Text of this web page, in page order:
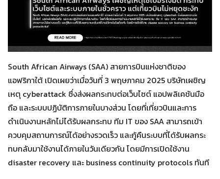
South African Airways (SAA) สายการบินแห่งชาติของ
แอฟริกาใต้ เปิดเผยว่าเมื่อวันที่ 3 พฤษภาคม 2025 บริษัทเผชิญ
เหตุ cyberattack ซึ่งส่งผลกระทบต่อเว็บไซต์ แอปพลิเคชันมือ
ถือ และระบบปฏิบัติการภายในบางส่วน โดยที่เที่ยวบินและการ
ดำเนินงานหลักไม่ได้รับผลกระทบ ทีม IT ของ SAA สามารถเข้า
ควบคุมสถานการณ์ได้อย่างรวดเร็ว และกู้คืนระบบที่ได้รับผลกระ
ทบกลับมาใช้งานได้ภายในวันเดียวกัน โดยมีการเปิดใช้งาน
disaster recovery และ business continuity protocols ทันที